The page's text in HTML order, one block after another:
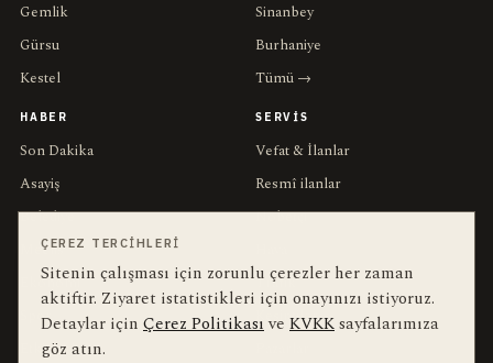
Gemlik
Gürsu
Kestel
Sinanbey
Burhaniye
Tümü →
HABER
Son Dakika
Asayiş
Belediye
Meclis
Ekonomi
Spor
Etkinlikler
SERVIS
Vefat & İlanlar
Resmî ilanlar
Nöbetçi
Trafik
Kesintiler
ÇEREZ TERCIHLERI
Sitenin çalışması için zorunlu çerezler her zaman
aktiftir. Ziyaret istatistikleri için onayınızı istiyoruz.
Detaylar için Çerez Politikasıve KVKKsayfalarımıza
göz atın.